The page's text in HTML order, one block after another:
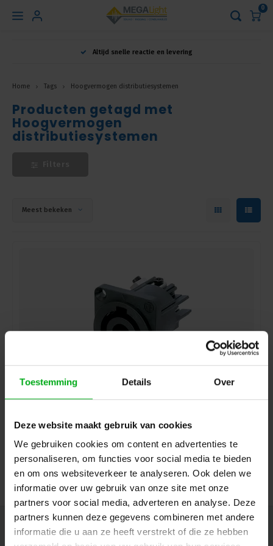
Toestemming Details Over
Deze website maakt gebruik van cookies
We gebruiken cookies om content en advertenties te
personaliseren, om functies voor social media te bieden
en om ons websiteverkeer te analyseren. Ook delen we
informatie over uw gebruik van onze site met onze
partners voor social media, adverteren en analyse. Deze
partners kunnen deze gegevens combineren met andere
informatie die u aan ze heeft verstrekt of die ze hebben
Hoofdmenu
Nederlands
0
Altijd snelle reactie en levering
Home Tags Hoogvermogen distributiesystemen
Producten getagd met
Hoogvermogen
distributiesystemen
Meest bekeken
Neutrik |NAC3MP-HC
7-14 werkdagen
Login voor prijzen
Nieuwsbrief